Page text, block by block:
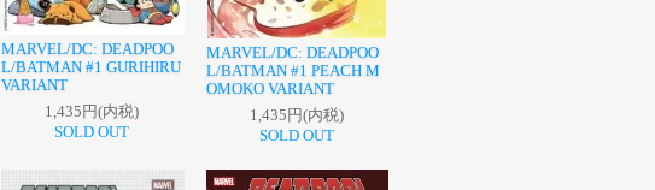
MARVEL/DC: DEADPOO
L/BATMAN #1 GURIHIRU
VARIANT
1,435円(内税)
SOLD OUT
MARVEL/DC: DEADPOO
L/BATMAN #1 PEACH M
OMOKO VARIANT
1,435円(内税)
SOLD OUT